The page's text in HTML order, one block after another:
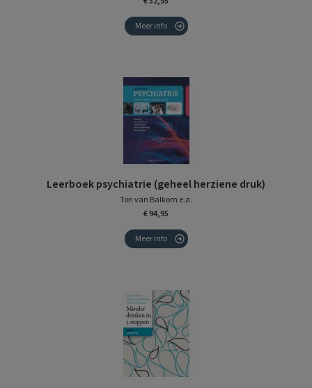
Meer info
Leerboek psychiatrie (geheel herziene druk)
Ton van Balkom e.a.
€ 94,95
Meer info